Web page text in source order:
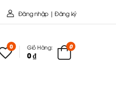
Đăng nhập | Đăng ký
0 Giỏ Hàng:
0 ₫
0